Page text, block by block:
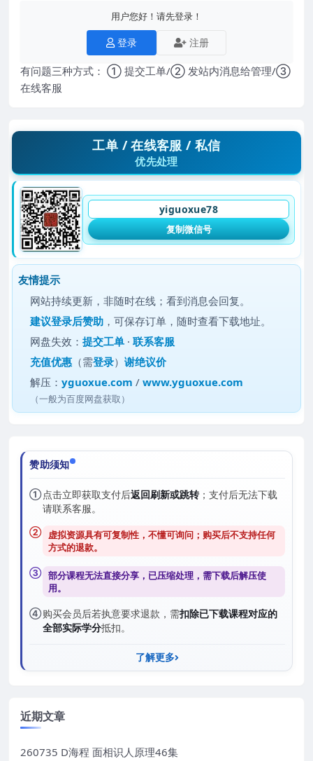
用户您好！请先登录！
登录 注册
有问题三种方式： ① 提交工单/② 发站内消息给管理/③
在线客服
工单 / 在线客服 / 私信
优先处理
yiguoxue78
复制微信号
友情提示
网站持续更新，非随时在线；看到消息会回复。
建议登录后赞助 ，可保存订单，随时查看下载地址。
网盘失效：提交工单 ·联系客服
充值优惠 （需登录）谢绝议价
解压：yguoxue.com /www.yguoxue.com
（一般为百度网盘获取）
赞助须知
①点击立即获取支付后返回刷新或跳转；支付后无法下载
请联系客服。
② 虚拟资源具有可复制性，不懂可询问；购买后不支持任何
方式的退款。
③ 部分课程无法直接分享，已压缩处理，需下载后解压使
用。
④购买会员后若执意要求退款，需扣除已下载课程对应的
全部实际学分抵扣。
了解更多
近期文章
260735 D海程 面相识人原理46集